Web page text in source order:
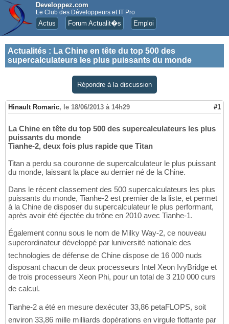
Developpez.com
Le Club des Développeurs et IT Pro
Actus Forum Actualit�s Emploi
Actualités : La Chine en tête du top 500 des
supercalculateurs les plus puissants du monde
Répondre à la discussion
Hinault Romaric, le 18/06/2013 à 14h29 #1
La Chine en tête du top 500 des supercalculateurs les plus
puissants du monde
Tianhe-2, deux fois plus rapide que Titan
Titan a perdu sa couronne de supercalculateur le plus puissant
du monde, laissant la place au dernier né de la Chine.
Dans le récent classement des 500 supercalculateurs les plus
puissants du monde, Tianhe-2 est premier de la liste, et permet
à la Chine de disposer du supercalculateur le plus performant,
après avoir été éjectée du trône en 2010 avec Tianhe-1.
Également connu sous le nom de Milky Way-2, ce nouveau
superordinateur développé par luniversité nationale des
technologies de défense de Chine dispose de 16 000 nuds
disposant chacun de deux processeurs Intel Xeon IvyBridge et
de trois processeurs Xeon Phi, pour un total de 3 210 000 curs
de calcul.
Tianhe-2 a été en mesure dexécuter 33,86 petaFLOPS, soit
environ 33,86 mille milliards dopérations en virgule flottante par